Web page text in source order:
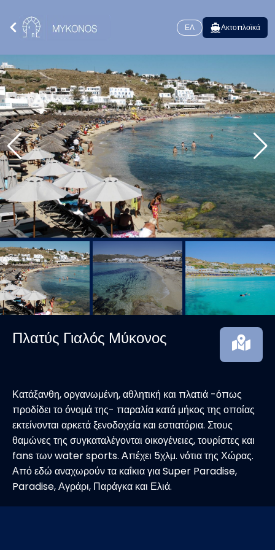
ΕΛ Ακτοπλοϊκά
Πλατύς Γιαλός Μύκονος
Κατάξανθη, οργανωμένη, αθλητική και πλατιά -όπως
προδίδει το όνομά της- παραλία κατά μήκος της οποίας
εκτείνονται αρκετά ξενοδοχεία και εστιατόρια. Στους
θαμώνες της συγκαταλέγονται οικογένειες, τουρίστες και
fans των water sports. Απέχει 5χλμ. νότια της Χώρας.
Από εδώ αναχωρούν τα καΐκια για Super Paradise,
Paradise, Αγράρι, Παράγκα και Ελιά.